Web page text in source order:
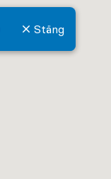
Stäng